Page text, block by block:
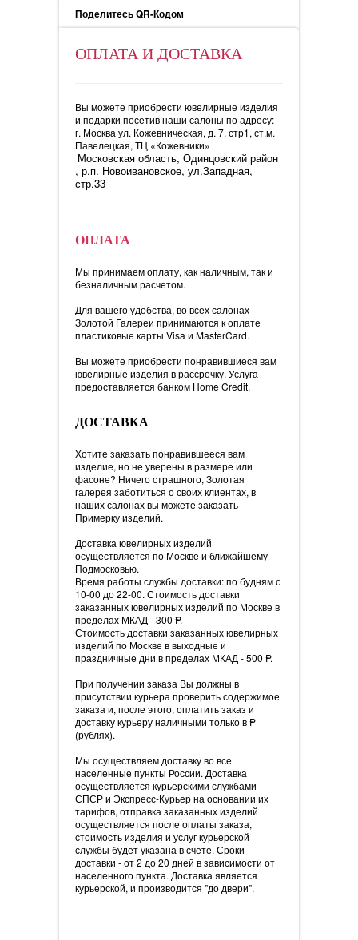
Поделитесь QR-Кодом
ОПЛАТА И ДОСТАВКА
Вы можете приобрести ювелирные изделия
и подарки посетив наши салоны по адресу:
г. Москва ул. Кожевническая, д. 7, стр1, ст.м.
Павелецкая, ТЦ «Кожевники»
Московская область, Одинцовский район
, р.п. Новоивановское, ул.Западная,
стр.33
ОПЛАТА
Мы принимаем оплату, как наличным, так и
безналичным расчетом.
Для вашего удобства, во всех салонах
Золотой Галереи принимаются к оплате
пластиковые карты Visa и MasterCard.
Вы можете приобрести понравившиеся вам
ювелирные изделия в рассрочку. Услуга
предоставляется банком Home Credit.
ДОСТАВКА
Хотите заказать понравившееся вам
изделие, но не уверены в размере или
фасоне? Ничего страшного, Золотая
галерея заботиться о своих клиентах, в
наших салонах вы можете заказать
Примерку изделий.
Доставка ювелирных изделий
осуществляется по Москве и ближайшему
Подмосковью.
Время работы службы доставки: по будням с
10-00 до 22-00. Стоимость доставки
заказанных ювелирных изделий по Москве в
пределах МКАД - 300 =
P.
Стоимость доставки заказанных ювелирных
изделий по Москве в выходные и
праздничные дни в пределах МКАД - 500 =
P.
При получении заказа Вы должны в
присутствии курьера проверить содержимое
заказа и, после этого, оплатить заказ и
доставку курьеру наличными только в =
P
(рублях).
Мы осуществляем доставку во все
населенные пункты России. Доставка
осуществляется курьерскими службами
СПСР и Экспресс-Курьер на основании их
тарифов, отправка заказанных изделий
осуществляется после оплаты заказа,
стоимость изделия и услуг курьерской
службы будет указана в счете. Сроки
доставки - от 2 до 20 дней в зависимости от
населенного пункта. Доставка является
курьерской, и производится "до двери".